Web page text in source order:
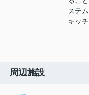
ステ
キッ
周辺施設